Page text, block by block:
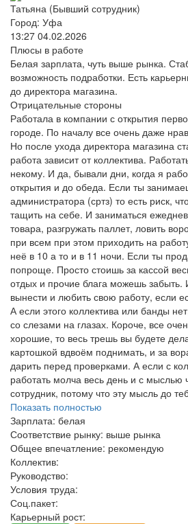
Татьяна (Бывший сотрудник)
Город: Уфа
13:27 04.02.2026
Плюсы в работе
Белая зарплата, чуть выше рынка.
возможность подработки. Есть
до директора магазина.
Отрицательные стороны
Работала в компании с открытия
городе. По началу все очень даже
Но после ухода директора магазина
работа зависит от коллектива.
некому. И да, бывали дни, когда я
открытия и до обеда. Если ты
администратора (сртз) то есть риск,
тащить на себе. И заниматься
товара, разгружать паллет, ловить
при всем при этом приходить на
неё в 10 а то и в 11 ночи. Если ты
попроще. Просто стоишь за кассой
отдых и прочие блага можешь забыть.
вынести и любить свою работу, если
А если этого коллектива или банды
со слезами на глазах. Короче, все
хорошие, то весь трешь вы будете
картошкой вдвоём поднимать, и за
дарить перед проверками. А если с
работать молча весь день и с мыслью
сотрудник, потому что эту мысль до
Показать полностью
Зарплата: белая
Соответствие рынку: выше рынка
Общее впечатление: рекомендую
Коллектив:
Руководство:
Условия труда:
Соц.пакет:
Карьерный рост: